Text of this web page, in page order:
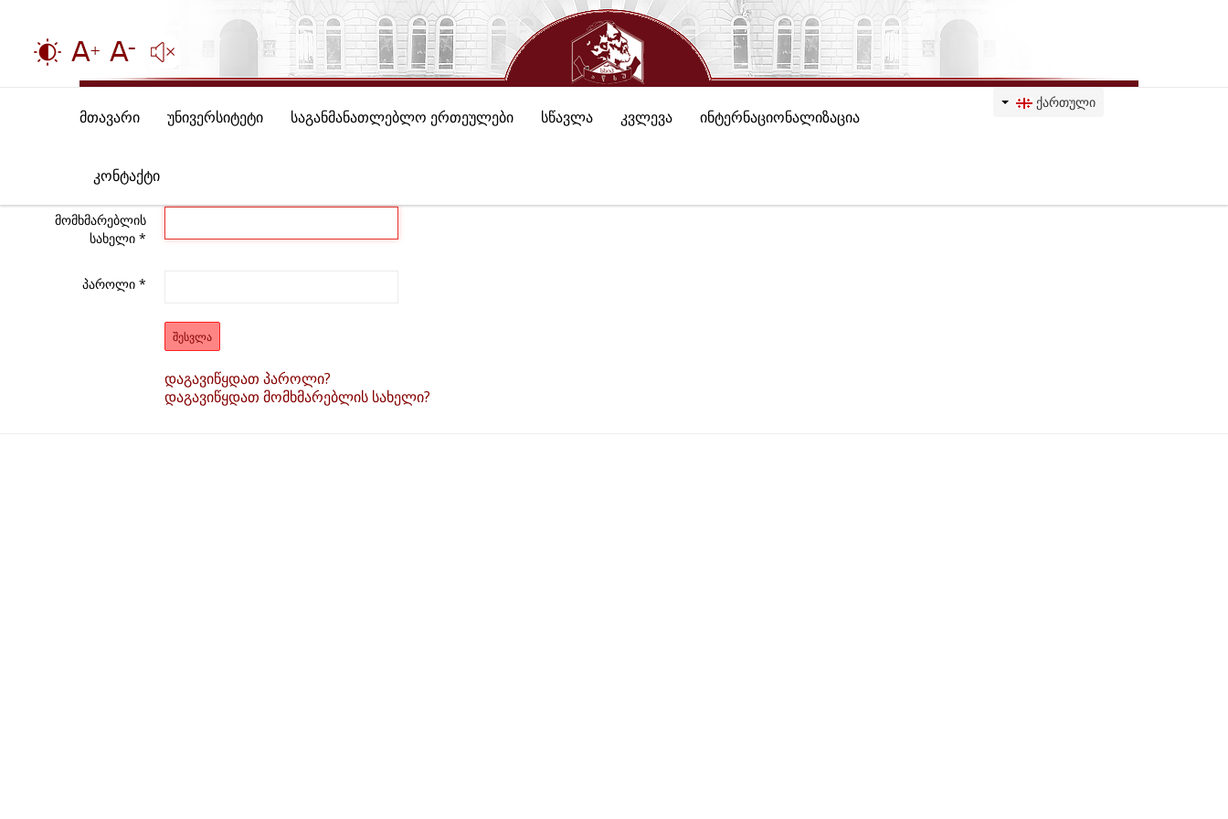
მთავარი უნივერსიტეტი საგანმანათლებლო ერთეულები სწავლა კვლევა ინტერნაციონალიზაცია
კონტაქტი
ᲥᲐᲠᲗᲣᲚᲘ
მომხმარებლის
სახელი *
პაროლი *
ᲨᲔᲡᲕᲚᲐ
დაგავიწყდათ პაროლი?
დაგავიწყდათ მომხმარებლის სახელი?